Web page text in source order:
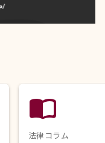
import_contacts
法律コラム